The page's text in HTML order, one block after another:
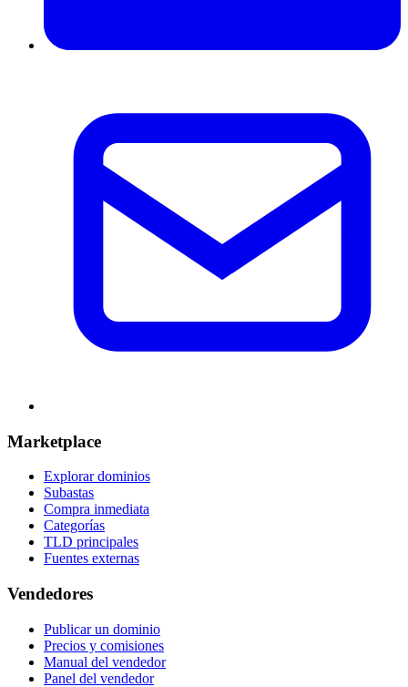
Marketplace
Explorar dominios
Subastas
Compra inmediata
Categorías
TLD principales
Fuentes externas
Vendedores
Publicar un dominio
Precios y comisiones
Manual del vendedor
Panel del vendedor